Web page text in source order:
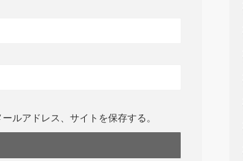
ルアドレス、サイトを保存する。